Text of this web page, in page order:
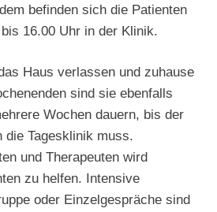
befinden sich die Patienten
16.00 Uhr in der Klinik.
Haus verlassen und zuhause
sind sie ebenfalls
Wochen dauern, bis der
die Tagesklinik muss.
und Therapeuten wird
zu helfen. Intensive
oder Einzelgespräche sind